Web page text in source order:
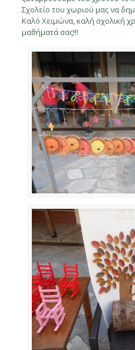
Σχολείο του χωριού μας να
Καλό Χειμώνα, καλή σχολική
μαθήματά σας!!!